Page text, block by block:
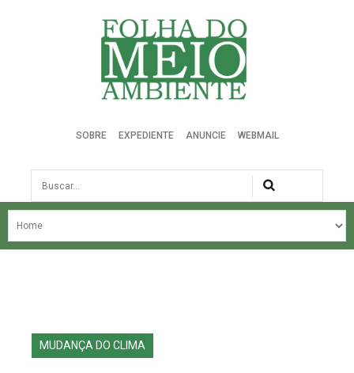
Folha do Meio Ambiente
SOBRE EXPEDIENTE ANUNCIE WEBMAIL
Busca
NOSSA HISTÓRIA
EDIÇÕES ANTERIORES
MUDANÇA DO CLIMA